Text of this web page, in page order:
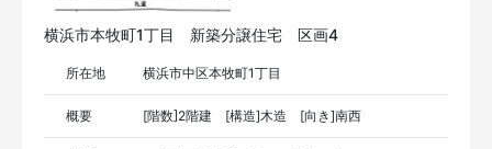
横浜市本牧町1丁目 新築分譲住宅 区画4
所在地 横浜市中区本牧町1丁目
概要 [階数]2階建 [構造]木造 [向き]南西